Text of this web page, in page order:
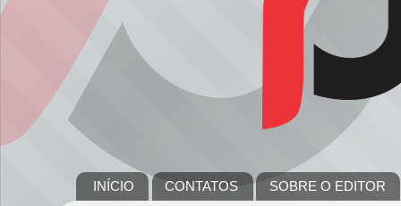
INÍCIO CONTATOS SOBRE O EDITOR